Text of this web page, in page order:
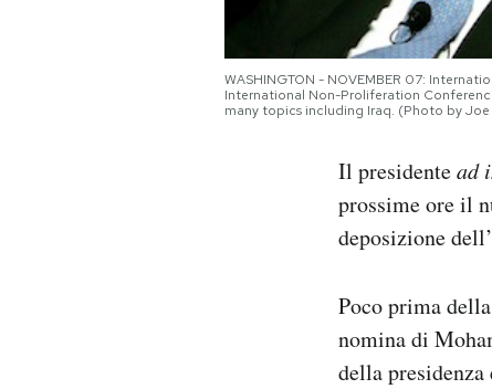
WASHINGTON - NOVEMBER 07:
International Non-Proliferation
many topics including Iraq. (Photo by
Il presidentead
prossime ore il
deposizione
Poco prima
nomina di
della presidenza